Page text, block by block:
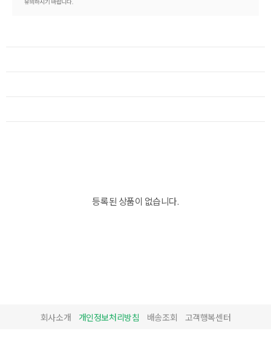
등록된 상품이 없습니다.
회사소개 개인정보처리방침 배송조회 고객행복센터